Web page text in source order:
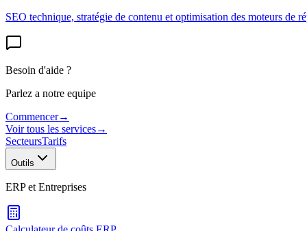
SEO technique, stratégie de contenu et optimisation des moteurs de
Besoin d'aide ?
Parlez a notre equipe
Commencer→
Voir tous les services→
SecteursTarifs
Outils
ERP et Entreprises